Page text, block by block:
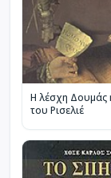
Η λέσχη Δουμάς
του Ρισελιέ